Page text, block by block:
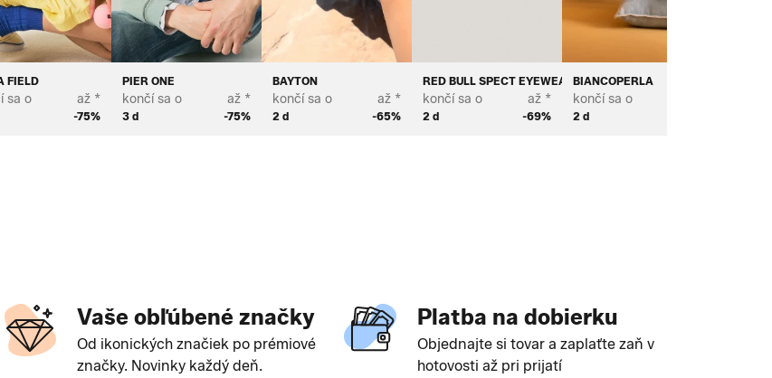
FIELD
sa o až *
-75%
PIER ONE
končí sa o
3 d
až *
-75%
BAYTON
končí sa o
2 d
až *
-65%
RED BULL SPECT EYEWEAR
končí sa o
2 d
až *
-69%
BIANCOPERLA
končí sa o
2 d
Vaše obľúbené značky
Od ikonických značiek po prémiové
značky. Novinky každý deň.
Platba na dobierku
Objednajte si tovar a zaplaťte zaň v
hotovosti až pri prijatí